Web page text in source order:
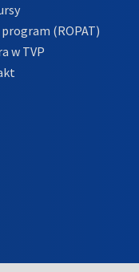
program (ROPAT)
w TVP